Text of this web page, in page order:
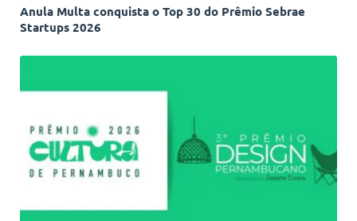
Anula Multa conquista o Top 30 do Prêmio Sebrae
Startups 2026